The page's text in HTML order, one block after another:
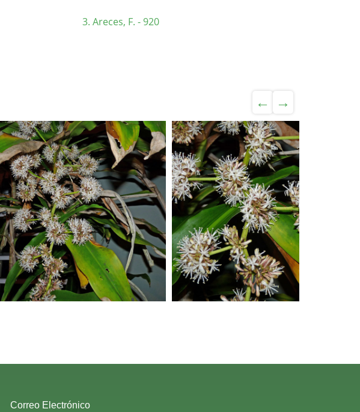
Areces, F. - 920
Correo Electrónico